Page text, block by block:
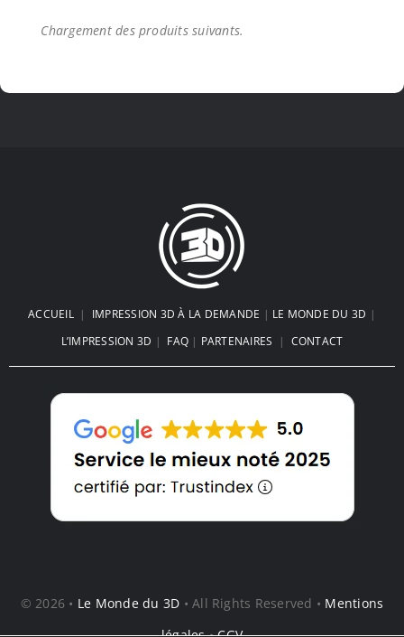
Projet DIY : Impression 3d d’un
Ventilateur Sans Pales Haute
Impression 3d FDM ou Résine : Le